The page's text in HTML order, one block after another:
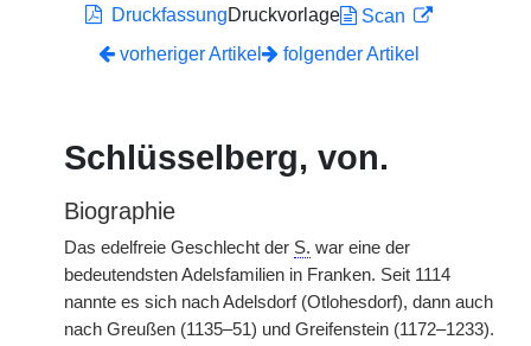
DruckfassungDruckvorlage
Scan
vorheriger Artikel
folgender Artikel
Schlüsselberg, von.
Biographie
Das edelfreie Geschlecht der S. war eine der
bedeutendsten Adelsfamilien in Franken. Seit 1114
nannte es sich nach Adelsdorf (Otlohesdorf), dann auch
nach Greußen (1135–51) und Greifenstein (1172–1233).